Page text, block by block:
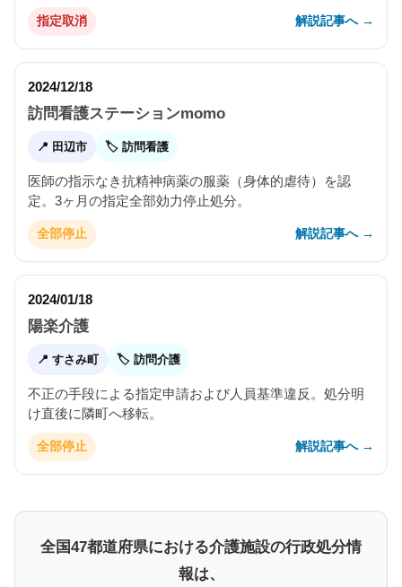
指定取消 解説記事へ →
2024/12/18
訪問看護ステーションmomo
📍 田辺市 🏷 訪問看護
医師の指示なき抗精神病薬の服薬（身体的虐待）を認
定。3ヶ月の指定全部効力停止処分。
全部停止 解説記事へ →
2024/01/18
陽楽介護
📍 すさみ町 🏷 訪問介護
不正の手段による指定申請および人員基準違反。処分明
け直後に隣町へ移転。
全部停止 解説記事へ →
全国47都道府県における介護施設の行政処分情
報は、